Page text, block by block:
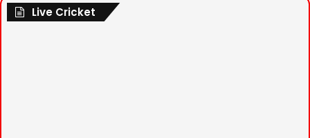
Live Cricket